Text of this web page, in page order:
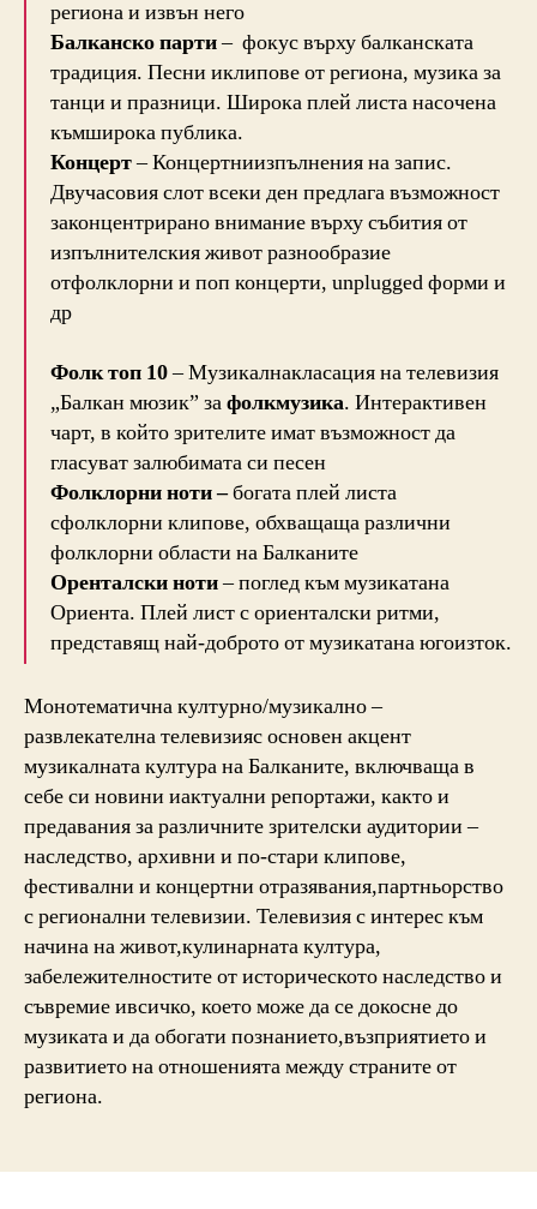
региона и извън него
Балканско парти– фокус върху балканската
традиция. Песни иклипове от региона, музика за
танци и празници. Широка плей листа насочена
къмширока публика.
Концерт– Концертниизпълнения на запис.
Двучасовия слот всеки ден предлага възможност
законцентрирано внимание върху събития от
изпълнителския живот разнообразие
отфолклорни и поп концерти, unplugged форми и
др
Фолк топ 10– Музикалнакласация на телевизия
„Балкан мюзик” зафолкмузика. Интерактивен
чарт, в който зрителите имат възможност да
гласуват залюбимата си песен
Фолклорни ноти –богата плей листа
сфолклорни клипове, обхващаща различни
фолклорни области на Балканите
Оренталски ноти– поглед към музикатана
Ориента. Плей лист с ориенталски ритми,
представящ най-доброто от музикатана югоизток.
Монотематична културно/музикално –
развлекателна телевизияс основен акцент
музикалната култура на Балканите, включваща в
себе си новини иактуални репортажи, както и
предавания за различните зрителски аудитории –
наследство, архивни и по-стари клипове,
фестивални и концертни отразявания,партньорство
с регионални телевизии. Телевизия с интерес към
начина на живот,кулинарната култура,
забележителностите от историческото наследство и
съвремие ивсичко, което може да се докосне до
музиката и да обогати познанието,възприятието и
развитието на отношенията между страните от
региона.